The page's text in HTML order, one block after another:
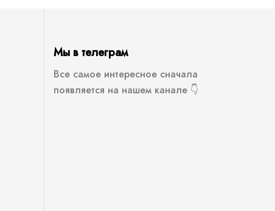
Мы в телеграм
Все самое интересное сначала
появляется на нашем канале 👇